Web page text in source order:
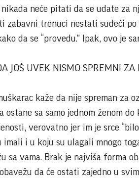
neće pitati da se udate za
zabavni trenuci nestati sudeći
da se “provedu.” Ipak, ovo je
JOŠ UVEK NISMO SPREMNI ZA
kaže da nije spreman za
ostane sa samo jednom ženom
verovatno jer im je srce
imali i u koju su ulagali mnogo
sa vama. Brak je najviša forma
da će ostati zajedno u